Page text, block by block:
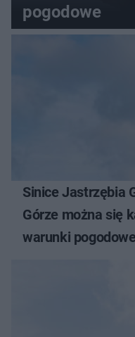
pogodowe
Sinice Jastrzębia
Górze można się
warunki pogodowe